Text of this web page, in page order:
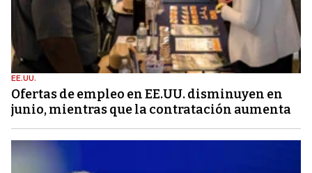
EE.UU.
Ofertas de empleo en EE.UU. disminuyen en
junio, mientras que la contratación aumenta